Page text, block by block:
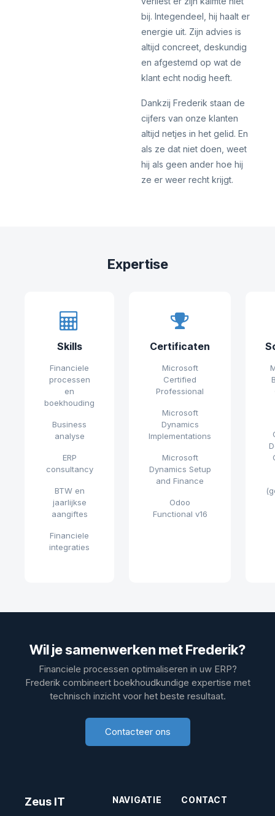
bij. Integendeel, hij haalt er
energie uit. Zijn advies is
altijd concreet, deskundig
en afgestemd op wat de
klant echt nodig heeft.
Dankzij Frederik staan de
cijfers van onze klanten
altijd netjes in het gelid. En
als ze dat niet doen, weet
hij als geen ander hoe hij
ze er weer recht krijgt.
Expertise
Skills
Financiele
processen
en
boekhouding
Business
analyse
ERP
consultancy
BTW en
jaarlijkse
aangiftes
Financiele
integraties
Certificaten
Microsoft
Certified
Professional
Microsoft
Dynamics
Implementations
Microsoft
Dynamics Setup
and Finance
Odoo
Functional v16
Wil je samenwerken met Frederik?
Financiele processen optimaliseren in uw ERP?
Frederik combineert boekhoudkundige expertise met
technisch inzicht voor het beste resultaat.
Contacteer ons
Zeus IT NAVIGATIE CONTACT